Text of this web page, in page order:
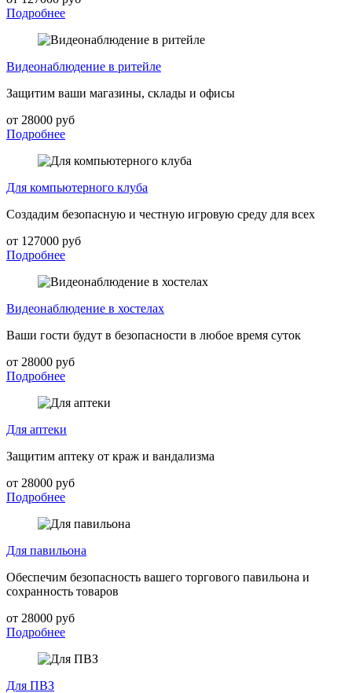
Подробнее
Видеонаблюдение в ритейле
Защитим ваши магазины, склады и офисы
от 28000 руб
Подробнее
Для компьютерного клуба
Создадим безопасную и честную игровую среду для всех
от 127000 руб
Подробнее
Видеонаблюдение в хостелах
Ваши гости будут в безопасности в любое время суток
от 28000 руб
Подробнее
Для аптеки
Защитим аптеку от краж и вандализма
от 28000 руб
Подробнее
Для павильона
Обеспечим безопасность вашего торгового павильона и
сохранность товаров
от 28000 руб
Подробнее
Для ПВЗ